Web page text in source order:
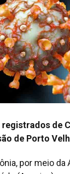
registrados de
de Porto
por meio da